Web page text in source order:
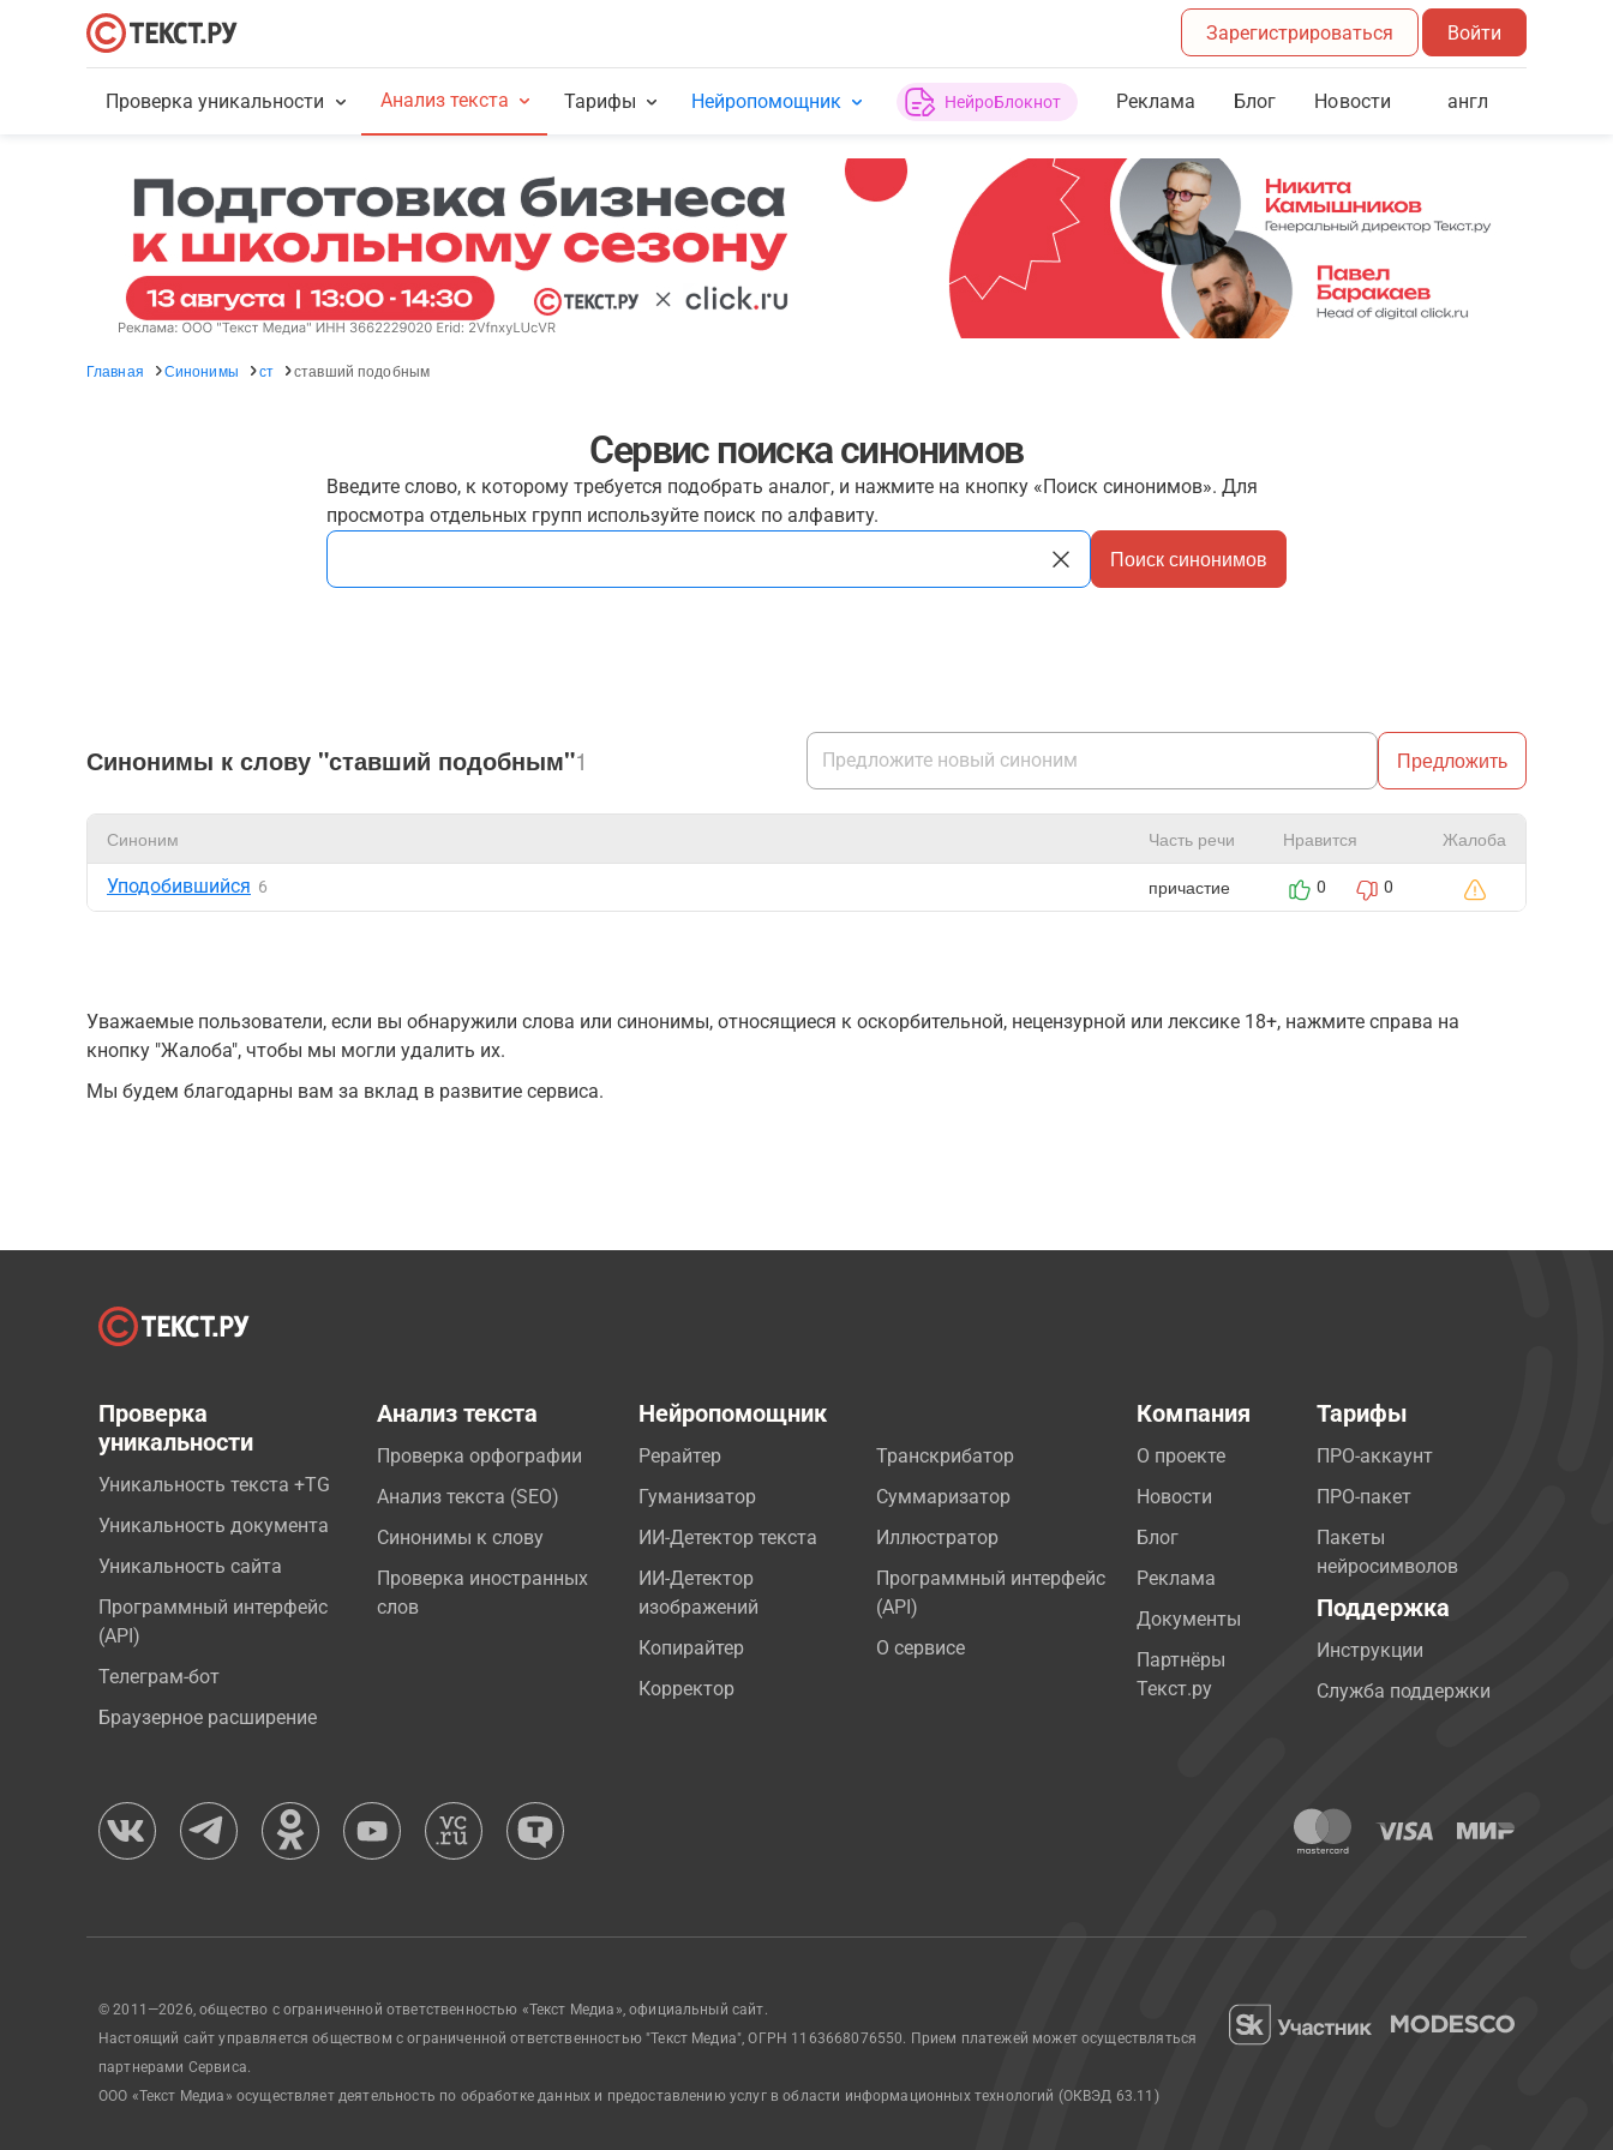
Зарегистрироваться Войти
Проверка уникальности Анализ текста Тарифы Нейропомощник НейроБлокнот Реклама Блог Новости англ
Главная Синонимы ст ставший подобным
Сервис поиска синонимов
Введите слово, к которому требуется подобрать аналог, и нажмите на кнопку «Поиск синонимов». Для
просмотра отдельных групп используйте поиск по алфавиту.
Поиск синонимов
Синонимы к слову "ставший подобным"1 Предложить
Синоним Часть речи Нравится Жалоба
Уподобившийся 6 причастие 0 0
Уважаемые пользователи, если вы обнаружили слова или синонимы, относящиеся к оскорбительной, нецензурной или лексике 18+, нажмите справа на
кнопку "Жалоба", чтобы мы могли удалить их.
Мы будем благодарны вам за вклад в развитие сервиса.
Проверка
уникальности
Уникальность текста +TG
Уникальность документа
Уникальность сайта
Программный интерфейс
(API)
Телеграм-бот
Браузерное расширение
Анализ текста
Проверка орфографии
Анализ текста (SEO)
Синонимы к слову
Проверка иностранных
слов
Нейропомощник
Рерайтер
Гуманизатор
ИИ-Детектор текста
ИИ-Детектор
изображений
Копирайтер
Корректор
Транскрибатор
Суммаризатор
Иллюстратор
Программный интерфейс
(API)
О сервисе
Компания
О проекте
Новости
Блог
Реклама
Документы
Партнёры
Текст.ру
Тарифы
ПРО-аккаунт
ПРО-пакет
Пакеты
нейросимволов
Поддержка
Инструкции
Служба поддержки
© 2011—2026, общество с ограниченной ответственностью «Текст Медиа», официальный сайт.
Настоящий сайт управляется обществом с ограниченной ответственностью "Текст Медиа", ОГРН 1163668076550. Прием платежей может осуществляться
партнерами Сервиса.
ООО «Текст Медиа» осуществляет деятельность по обработке данных и предоставлению услуг в области информационных технологий (ОКВЭД 63.11)